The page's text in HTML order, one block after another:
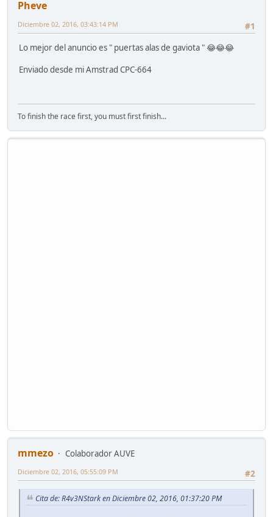
Pheve
#1
Diciembre 02, 2016, 03:43:14 PM
Lo mejor del anuncio es " puertas alas de gaviota " 😂😂😂
Enviado desde mi Amstrad CPC-664
To finish the race first, you must first finish...
mmezo
Colaborador AUVE
#2
Diciembre 02, 2016, 05:55:09 PM
Cita de: R4v3NStark en Diciembre 02, 2016, 01:37:20 PM